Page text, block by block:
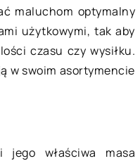
maluchom optymalny
użytkowymi, tak aby
czasu czy wysiłku.
w swoim asortymencie
jego właściwa masa